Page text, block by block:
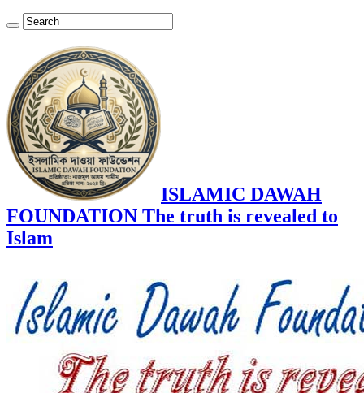
ISLAMIC DAWAH
FOUNDATION The truth is revealed to
Islam